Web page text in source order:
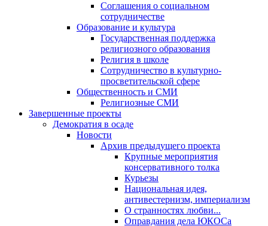
Соглашения о социальном
сотрудничестве
Образование и культура
Государственная поддержка
религиозного образования
Религия в школе
Сотрудничество в культурно-
просветительской сфере
Общественность и СМИ
Религиозные СМИ
Завершенные проекты
Демократия в осаде
Новости
Архив предыдущего проекта
Крупные мероприятия
консервативного толка
Курьезы
Национальная идея,
антивестернизм, империализм
О странностях любви...
Оправдания дела ЮКОСа